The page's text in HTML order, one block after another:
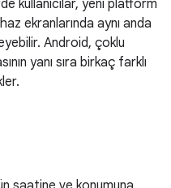
kullanıcılar, yeni platform
ekranlarında aynı anda
Android, çoklu
yanı sıra birkaç farklı